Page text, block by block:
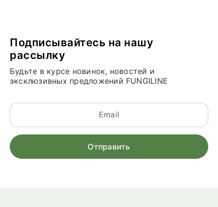
Подписывайтесь на нашу
рассылку
Будьте в курсе новинок, новостей и
эксклюзивных предложений FUNGILINE